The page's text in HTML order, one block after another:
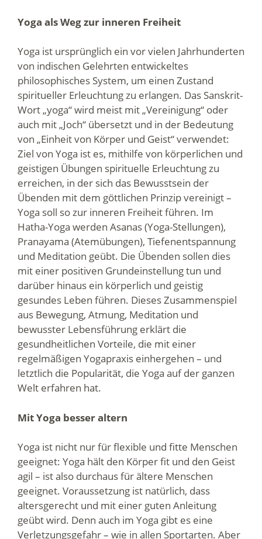
Yoga als Weg zur inneren Freiheit
Yoga ist ursprünglich ein vor vielen Jahrhunderten
von indischen Gelehrten entwickeltes
philosophisches System, um einen Zustand
spiritueller Erleuchtung zu erlangen. Das Sanskrit-
Wort „yoga“ wird meist mit „Vereinigung“ oder
auch mit „Joch“ übersetzt und in der Bedeutung
von „Einheit von Körper und Geist“ verwendet:
Ziel von Yoga ist es, mithilfe von körperlichen und
geistigen Übungen spirituelle Erleuchtung zu
erreichen, in der sich das Bewusstsein der
Übenden mit dem göttlichen Prinzip vereinigt –
Yoga soll so zur inneren Freiheit führen. Im
Hatha-Yoga werden Asanas (Yoga-Stellungen),
Pranayama (Atemübungen), Tiefenentspannung
und Meditation geübt. Die Übenden sollen dies
mit einer positiven Grundeinstellung tun und
darüber hinaus ein körperlich und geistig
gesundes Leben führen. Dieses Zusammenspiel
aus Bewegung, Atmung, Meditation und
bewusster Lebensführung erklärt die
gesundheitlichen Vorteile, die mit einer
regelmäßigen Yogapraxis einhergehen – und
letztlich die Popularität, die Yoga auf der ganzen
Welt erfahren hat.
Mit Yoga besser altern
Yoga ist nicht nur für flexible und fitte Menschen
geeignet: Yoga hält den Körper fit und den Geist
agil – ist also durchaus für ältere Menschen
geeignet. Voraussetzung ist natürlich, dass
altersgerecht und mit einer guten Anleitung
geübt wird. Denn auch im Yoga gibt es eine
Verletzungsgefahr – wie in allen Sportarten. Aber